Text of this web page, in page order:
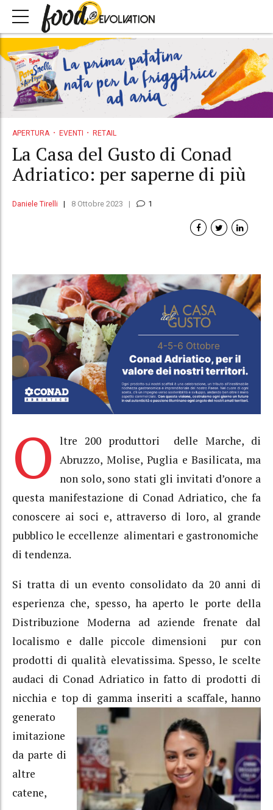
APERTURA EVENTI RETAIL
La Casa del Gusto di Conad
Adriatico: per saperne di più
Daniele Tirelli 8 Ottobre 2023 1
O ltre 200 produttori delle Marche, di
Abruzzo, Molise, Puglia e Basilicata, ma
non solo, sono stati gli invitati d’onore a
questa manifestazione di Conad Adriatico, che fa
conoscere ai soci e, attraverso di loro, al grande
pubblico le eccellenze alimentari e gastronomiche
di tendenza.
Si tratta di un evento consolidato da 20 anni di
esperienza che, spesso, ha aperto le porte della
Distribuzione Moderna ad aziende frenate dal
localismo e dalle piccole dimensioni pur con
prodotti di qualità elevatissima. Spesso, le scelte
audaci di Conad Adriatico in fatto di prodotti di
nicchia e top di gamma inseriti a scaffale, hanno
generato
imitazione
da parte di
altre
catene,